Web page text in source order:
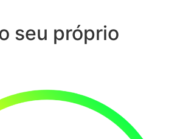
seu próprio